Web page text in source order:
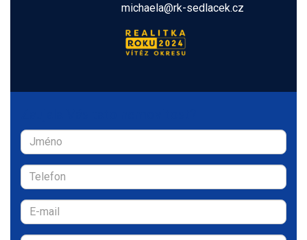
michaela@rk-sedlacek.cz